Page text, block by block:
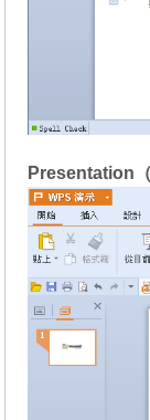
Presentation